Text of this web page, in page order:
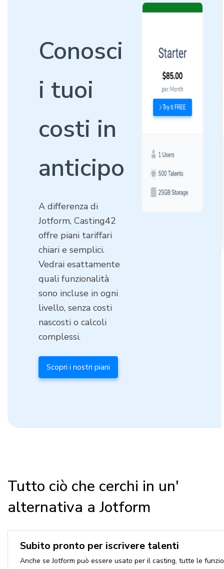
Conosci
i tuoi
costi in
anticipo
A differenza di
Jotform, Casting42
offre piani tariffari
chiari e semplici.
Vedrai esattamente
quali funzionalità
sono incluse in ogni
livello, senza costi
nascosti o calcoli
complessi.
Scopri i nostri piani
Tutto ciò che cerchi in un'
alternativa a Jotform
Subito pronto per iscrivere talenti
Anche se Jotform può essere usato per il casting, tutte le